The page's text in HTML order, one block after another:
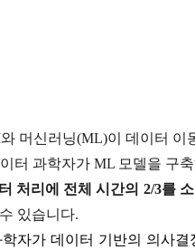
머신러닝(ML)이 데이터 이
터 과학자가 ML 모델을 구축
처리에 전체 시간의 2/3를 소
있습니다.
자가 데이터 기반의 의사결